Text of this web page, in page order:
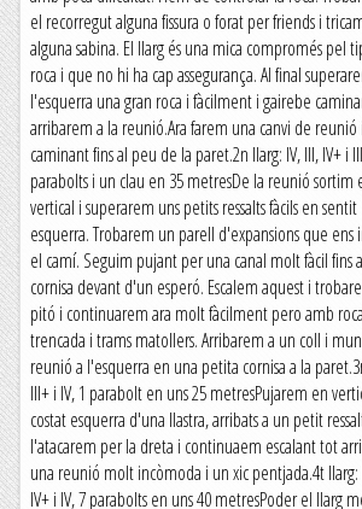
el recorregut alguna fissura o forat per friends i
alguna sabina. El llarg és una mica compromés pel
roca i que no hi ha cap assegurança. Al final
l'esquerra una gran roca i fàcilment i gairebe
arribarem a la reunió.Ara farem una canvi de
caminant fins al peu de la paret.2n llarg: IV, III, IV+ i
parabolts i un clau en 35 metresDe la reunió sortim
vertical i superarem uns petits ressalts fàcils en sentit
esquerra. Trobarem un parell d'expansions que ens
el camí. Seguim pujant per una canal molt fàcil fins
cornisa devant d'un esperó. Escalem aquest i
pitó i continuarem ara molt fàcilment pero amb
trencada i trams matollers. Arribarem a un coll i
reunió a l'esquerra en una petita cornisa a la
III+ i IV, 1 parabolt en uns 25 metresPujarem en
costat esquerra d'una llastra, arribats a un petit
l'atacarem per la dreta i continuaem escalant tot
una reunió molt incòmoda i un xic pentjada.4t llarg:
IV+ i IV, 7 parabolts en uns 40 metresPoder el llarg